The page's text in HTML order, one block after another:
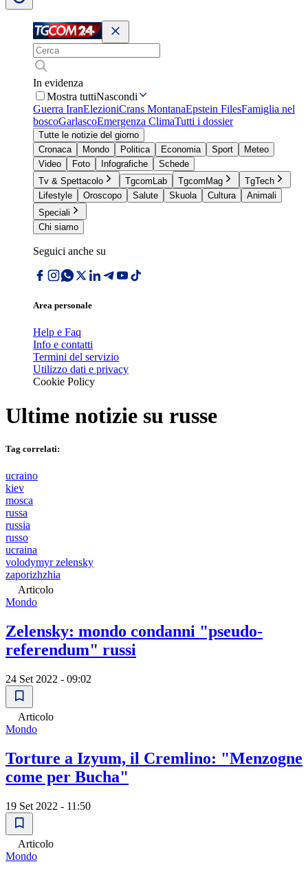
In evidenza
Mostra tuttiNascondi
Guerra IranElezioniCrans MontanaEpstein FilesFamiglia nel
boscoGarlascoEmergenza ClimaTutti i dossier
Tutte le notizie del giorno
Cronaca
Mondo Politica Economia Sport
Meteo
Video
Foto Infografiche
Schede
Tv & Spettacolo
TgcomLab TgcomMag
TgTech
Lifestyle
Oroscopo Salute Skuola Cultura
Animali
Speciali
Chi siamo
Seguici anche su
Area personale
Help e Faq
Info e contatti
Termini del servizio
Utilizzo dati e privacy
Cookie Policy
Ultime notizie su russe
Tag correlati:
ucraino
kiev
mosca
russa
russia
russo
ucraina
volodymyr zelensky
zaporizhzhia
Articolo
Mondo
Zelensky: mondo condanni "pseudo-
referendum" russi
24 Set 2022 - 09:02
Articolo
Mondo
Torture a Izyum, il Cremlino: "Menzogne
come per Bucha"
19 Set 2022 - 11:50
Articolo
Mondo